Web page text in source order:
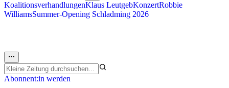
KoalitionsverhandlungenKlaus LeutgebKonzertRobbie
WilliamsSummer-Opening Schladming 2026
Abonnent:in werden